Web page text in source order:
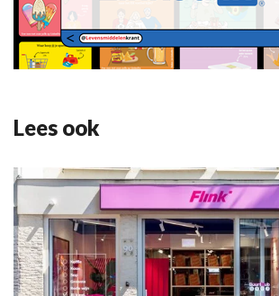
Lees ook